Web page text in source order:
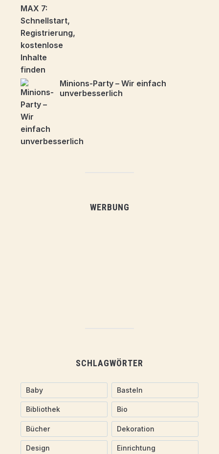
Minions-Party – Wir einfach
unverbesserlich
WERBUNG
SCHLAGWÖRTER
Baby Basteln
Bibliothek Bio
Bücher Dekoration
Design Einrichtung